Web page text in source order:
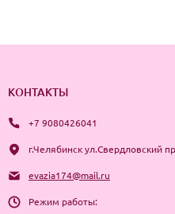
КОНТАКТЫ
+7 9080426041
г.Челябинск ул.Свердловский
evazia174@mail.ru
Режим работы: